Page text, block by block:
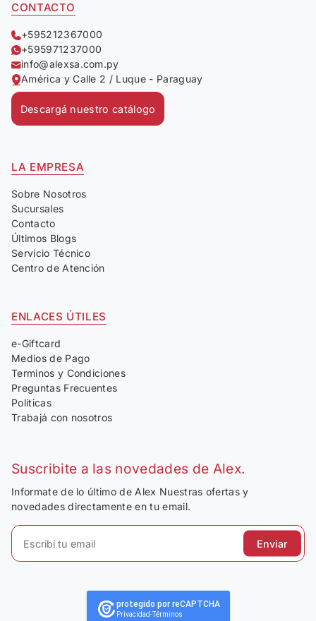
CONTACTO
+595212367000
+595971237000
info@alexsa.com.py
América y Calle 2 / Luque - Paraguay
Descargá nuestro catálogo
LA EMPRESA
Sobre Nosotros
Sucursales
Contacto
Últimos Blogs
Servicio Técnico
Centro de Atención
ENLACES ÚTILES
e-Giftcard
Medios de Pago
Terminos y Condiciones
Preguntas Frecuentes
Políticas
Trabajá con nosotros
Suscribite a las novedades de Alex.
Informate de lo último de Alex Nuestras ofertas y
novedades directamente en tu email.
Enviar
protegido por reCAPTCHA
Privacidad-Términos